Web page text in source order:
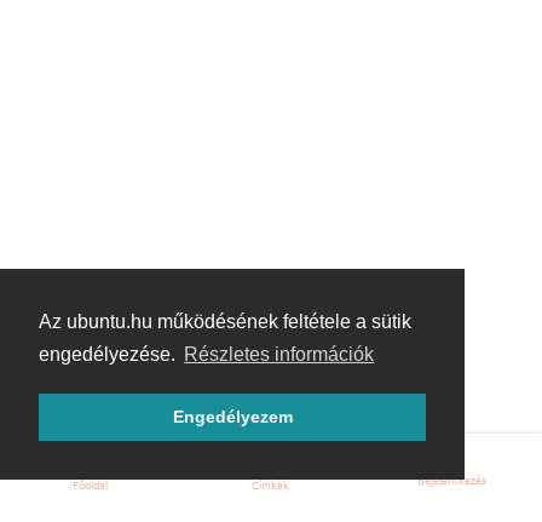
Az ubuntu.hu működésének feltétele a sütik
engedélyezése. Részletes információk
Engedélyezem
Főoldal Címkék Bejelentkezés